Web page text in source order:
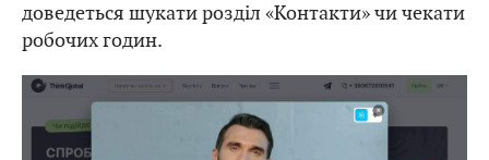
доведеться шукати розділ «Контакти» чи чекати
робочих годин.